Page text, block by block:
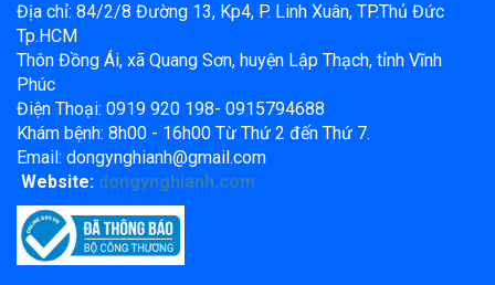
Địa chỉ: 84/2/8 Đường 13, Kp4, P. Linh Xuân, TP.Thủ Đức
Tp.HCM
Thôn Đồng Ái, xã Quang Sơn, huyện Lập Thạch, tỉnh Vĩnh
Phúc
Điện Thoại: 0919 920 198- 0915794688
Khám bệnh: 8h00 - 16h00 Từ Thứ 2 đến Thứ 7.
Email: dongynghianh@gmail.com
Website: dongynghianh.com